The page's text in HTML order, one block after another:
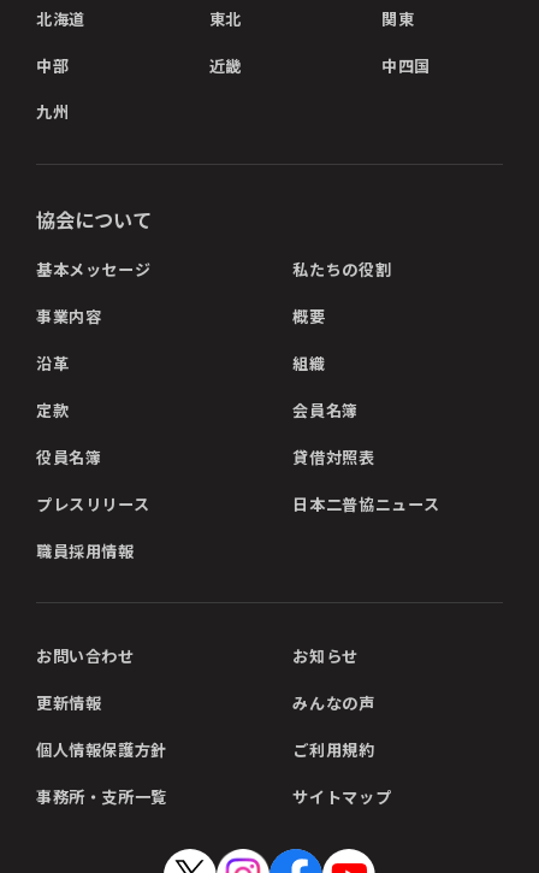
北海道 東北 関東
中部 近畿 中四国
九州
協会について
基本メッセージ 私たちの役割
事業内容 概要
沿革 組織
定款 会員名簿
役員名簿 貸借対照表
プレスリリース 日本二普協ニュース
職員採用情報
お問い合わせ お知らせ
更新情報 みんなの声
個人情報保護方針 ご利用規約
事務所・支所一覧 サイトマップ